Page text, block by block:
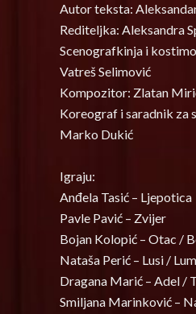
Autor teksta:
Rediteljka: Aleksandra
Scenografkinja i
Vatreš Selimović
Kompozitor: Zlatan
Koreograf i saradnik za
Marko Dukić
Igraju:
Anđela Tasić – Ljepotica
Pavle Pavić – Zvijer
Bojan Kolopić – Otac /
Nataša Perić – Lusi /
Dragana Marić – Adel /
Smiljana Marinković –